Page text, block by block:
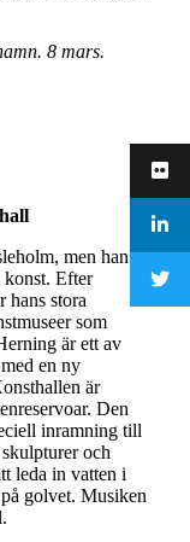
8 mars.
men han
Efter
hans stora
som
är ett av
en ny
är
Den
inramning till
och
leda in vatten i
golvet. Musiken